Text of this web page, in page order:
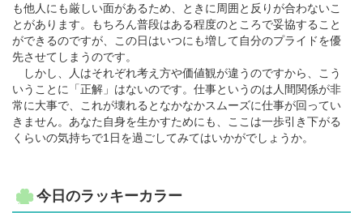
も他人にも厳しい面があるため、ときに周囲と反りが合わないこ
とがあります。もちろん普段はある程度のところで妥協すること
ができるのですが、この日はいつにも増して自分のプライドを優
先させてしまうのです。
しかし、人はそれぞれ考え方や価値観が違うのですから、こう
いうことに「正解」はないのです。仕事というのは人間関係が非
常に大事で、これが壊れるとなかなかスムーズに仕事が回ってい
きません。あなた自身を生かすためにも、ここは一歩引き下がる
くらいの気持ちで1日を過ごしてみてはいかがでしょうか。
今日のラッキーカラー